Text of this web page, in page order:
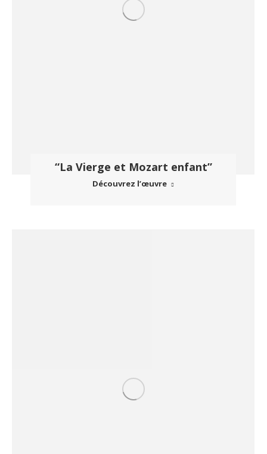
“La Vierge et Mozart enfant”
Découvrez l’œuvre